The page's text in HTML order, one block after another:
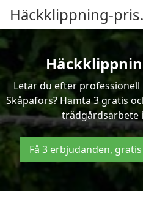
Häckklippning-
Letar du efter
Skåpafors? Hämta 3 gratis
trädgårdsarbete
Få 3 erbjudanden,